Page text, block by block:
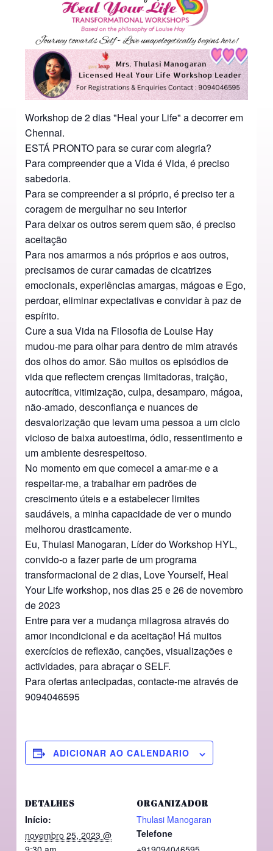
Workshop de 2 dias "Heal your Life" a decorrer em
Chennai.
ESTÁ PRONTO para se curar com alegria?
Para compreender que a Vida é Vida, é preciso
sabedoria.
Para se compreender a si próprio, é preciso ter a
coragem de mergulhar no seu interior
Para deixar os outros serem quem são, é preciso
aceitação
Para nos amarmos a nós próprios e aos outros,
precisamos de curar camadas de cicatrizes
emocionais, experiências amargas, mágoas e Ego,
perdoar, eliminar expectativas e convidar à paz de
espírito.
Cure a sua Vida na Filosofia de Louise Hay
mudou-me para olhar para dentro de mim através
dos olhos do amor. São muitos os episódios de
vida que reflectem crenças limitadoras, traição,
autocrítica, vitimização, culpa, desamparo, mágoa,
não-amado, desconfiança e nuances de
desvalorização que levam uma pessoa a um ciclo
vicioso de baixa autoestima, ódio, ressentimento e
um ambiente desrespeitoso.
No momento em que comecei a amar-me e a
respeitar-me, a trabalhar em padrões de
crescimento úteis e a estabelecer limites
saudáveis, a minha capacidade de ver o mundo
melhorou drasticamente.
Eu, Thulasi Manogaran, Líder do Workshop HYL,
convido-o a fazer parte de um programa
transformacional de 2 dias, Love Yourself, Heal
Your Life workshop, nos dias 25 e 26 de novembro
de 2023
Entre para ver a mudança milagrosa através do
amor incondicional e da aceitação! Há muitos
exercícios de reflexão, canções, visualizações e
actividades, para abraçar o SELF.
Para ofertas antecipadas, contacte-me através de
9094046595
ADICIONAR AO CALENDARIO
DETALHES
Início:
novembro 25, 2023 @
ORGANIZADOR
Thulasi Manogaran
Telefone